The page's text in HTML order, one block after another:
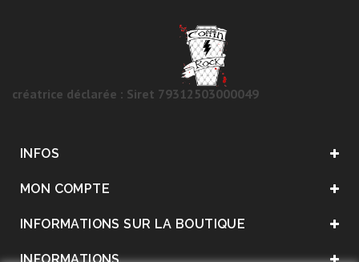
créatrice déclarée : Siret 79312503000049
INFOS
MON COMPTE
INFORMATIONS SUR LA BOUTIQUE